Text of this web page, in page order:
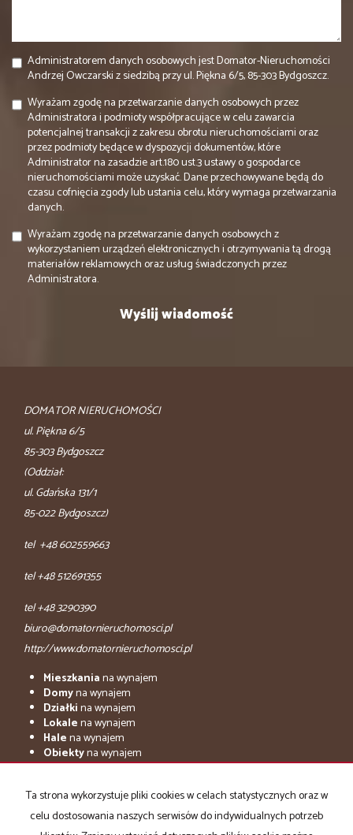
Administratorem danych osobowych jest Domator-Nieruchomości
Andrzej Owczarski z siedzibą przy ul. Piękna 6/5, 85-303 Bydgoszcz.
Wyrażam zgodę na przetwarzanie danych osobowych przez
Administratora i podmioty współpracujące w celu zawarcia
potencjalnej transakcji z zakresu obrotu nieruchomościami oraz
przez podmioty będące w dyspozycji dokumentów, które
Administrator na zasadzie art.180 ust.3 ustawy o gospodarce
nieruchomościami może uzyskać. Dane przechowywane będą do
czasu cofnięcia zgody lub ustania celu, który wymaga przetwarzania
danych.
Wyrażam zgodę na przetwarzanie danych osobowych z
wykorzystaniem urządzeń elektronicznych i otrzymywania tą drogą
materiałów reklamowych oraz usług świadczonych przez
Administratora.
DOMATOR NIERUCHOMOŚCI
ul. Piękna 6/5
85-303 Bydgoszcz
(Oddział:
ul. Gdańska 131/1
85-022 Bydgoszcz)
tel +48 602559663
tel +48 512691355
tel +48 3290390
biuro@domatornieruchomosci.pl
http://www.domatornieruchomosci.pl
Mieszkaniana wynajem
Domyna wynajem
Działkina wynajem
Lokalena wynajem
Halena wynajem
Obiektyna wynajem
Mieszkania
na sprzedaż
Domyna sprzedaż
Ta strona wykorzystuje pliki cookies w celach statystycznych oraz w
celu dostosowania naszych serwisów do indywidualnych potrzeb